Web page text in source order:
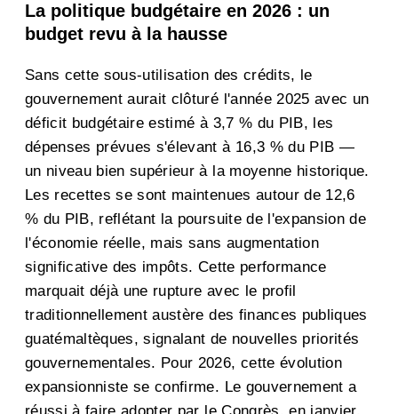
La politique budgétaire en 2026 : un
budget revu à la hausse
Sans cette sous-utilisation des crédits, le
gouvernement aurait clôturé l'année 2025 avec un
déficit budgétaire estimé à 3,7 % du PIB, les
dépenses prévues s'élevant à 16,3 % du PIB —
un niveau bien supérieur à la moyenne historique.
Les recettes se sont maintenues autour de 12,6
% du PIB, reflétant la poursuite de l'expansion de
l'économie réelle, mais sans augmentation
significative des impôts. Cette performance
marquait déjà une rupture avec le profil
traditionnellement austère des finances publiques
guatémaltèques, signalant de nouvelles priorités
gouvernementales. Pour 2026, cette évolution
expansionniste se confirme. Le gouvernement a